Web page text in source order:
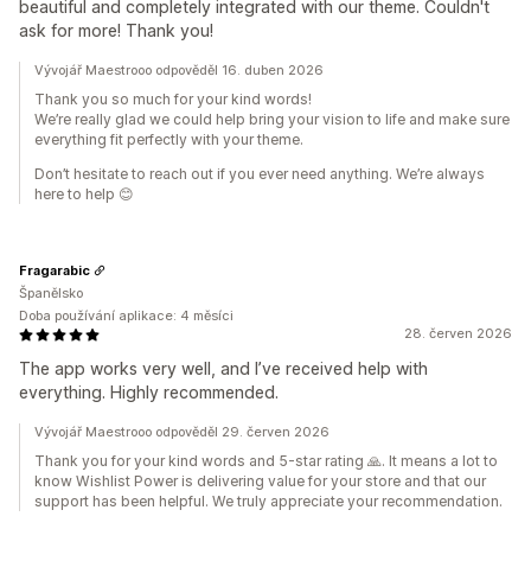
beautiful and completely integrated with our theme. Couldn't
ask for more! Thank you!
Vývojář Maestrooo odpověděl 16. duben 2026
Thank you so much for your kind words!
We’re really glad we could help bring your vision to life and make sure
everything fit perfectly with your theme.
Don’t hesitate to reach out if you ever need anything. We’re always
here to help 😊
28. červen 2026
The app works very well, and I’ve received help with
everything. Highly recommended.
Fragarabic
Španělsko
Doba používání aplikace: 4 měsíci
Vývojář Maestrooo odpověděl 29. červen 2026
Thank you for your kind words and 5-star rating 🙏. It means a lot to
know Wishlist Power is delivering value for your store and that our
support has been helpful. We truly appreciate your recommendation.